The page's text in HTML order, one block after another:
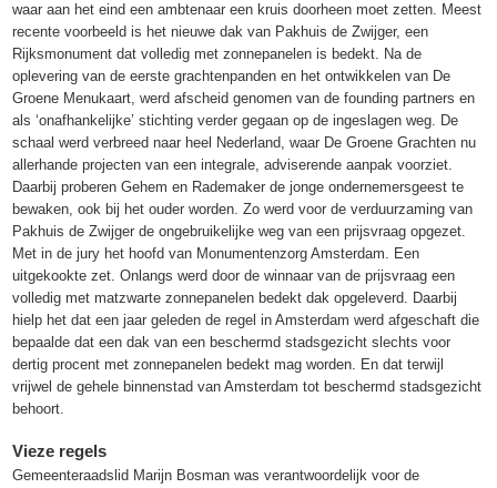
waar aan het eind een ambtenaar een kruis doorheen moet zetten. Meest
recente voorbeeld is het nieuwe dak van Pakhuis de Zwijger, een
Rijksmonument dat volledig met zonnepanelen is bedekt. Na de
oplevering van de eerste grachtenpanden en het ontwikkelen van De
Groene Menukaart, werd afscheid genomen van de founding partners en
als ‘onafhankelijke’ stichting verder gegaan op de ingeslagen weg. De
schaal werd verbreed naar heel Nederland, waar De Groene Grachten nu
allerhande projecten van een integrale, adviserende aanpak voorziet.
Daarbij proberen Gehem en Rademaker de jonge ondernemersgeest te
bewaken, ook bij het ouder worden. Zo werd voor de verduurzaming van
Pakhuis de Zwijger de ongebruikelijke weg van een prijsvraag opgezet.
Met in de jury het hoofd van Monumentenzorg Amsterdam. Een
uitgekookte zet. Onlangs werd door de winnaar van de prijsvraag een
volledig met matzwarte zonnepanelen bedekt dak opgeleverd. Daarbij
hielp het dat een jaar geleden de regel in Amsterdam werd afgeschaft die
bepaalde dat een dak van een beschermd stadsgezicht slechts voor
dertig procent met zonnepanelen bedekt mag worden. En dat terwijl
vrijwel de gehele binnenstad van Amsterdam tot beschermd stadsgezicht
behoort.
Vieze regels
Gemeenteraadslid Marijn Bosman was verantwoordelijk voor de